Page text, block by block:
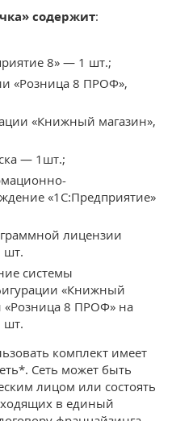
содержит:
8» — 1 шт.;
«Розница 8 ПРОФ»,
«Книжный магазин»,
— 1шт.;
«1С:Предприятие»
лицензии
шт.
системы
«Книжный
«Розница 8 ПРОФ» на
шт.
комплект имеет
Сеть может быть
лицом или состоять
в единый